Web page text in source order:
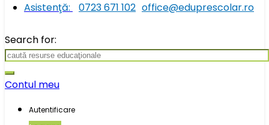
Asistenţă:
0723 671 102 office@eduprescolar.ro
Search for:
Contul meu
Autentificare